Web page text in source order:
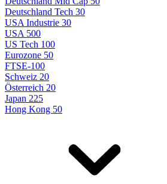
Deutschland Tech 30
USA Industrie 30
USA 500
US Tech 100
Eurozone 50
FTSE-100
Schweiz 20
Österreich 20
Japan 225
Hong Kong 50